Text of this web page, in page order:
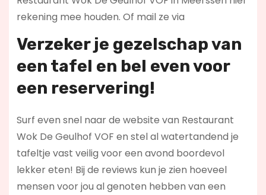
rekening mee houden. Of mail ze via
Verzeker je gezelschap van
een tafel en bel even voor
een reservering!
Surf even snel naar de website van Restaurant
Wok De Geulhof VOF en stel al watertandend je
tafeltje vast veilig voor een avond boordevol
lekker eten! Bij de reviews kun je zien hoeveel
mensen voor jou al genoten hebben van een